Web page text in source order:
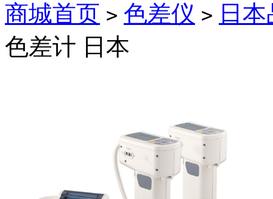
商城首页 > 色差仪 > 日
色差计 日本